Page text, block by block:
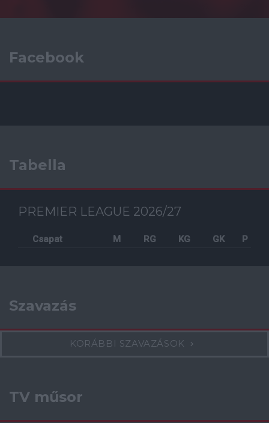
Facebook
Tabella
PREMIER LEAGUE 2026/27
Csapat M RG KG GK P
Szavazás
KORÁBBI SZAVAZÁSOK
TV műsor